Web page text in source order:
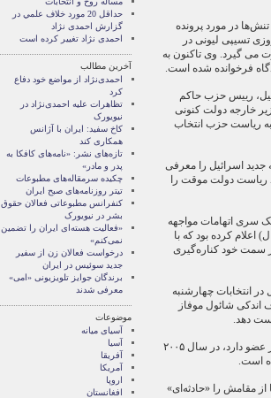
در مورد پرونده
تسیپی لیونی در
می گیرد. وی تاکنون به
فرخوانده شده است.
رییس حزب حاکم
خارجه دولت کنونی
به ریاست حزب انتخاب
جدید اسرائیل را معرفی
ریاست دولت موقت را
سری اتهامات مواجهه
امسال) اعلام کرده بود که با
سمت خود کناره‌گیری
انتخابات چهارشنبه
اندکی شائول موفاز
دهد.
حزب کادیما که هم اکنون ۷۴ هزار عضو دارد، در سال ۲۰۰۵
است.
مقامش را «حادثه‌ای»
حداقل 20 مورد خلاف علمي در
گزارش احمدی نژاد
احمدی نژاد تغییر کرده است
آخرین مطالب
احمدی‌نژاد از مواضع خود دفاع
کرد
تظاهرات علیه احمدی‌نژاد در
نیویورک
کاخ سفید: ایران با آژانس
همکاری کند
تازه‌های نشر: «نامه‌های کافکا به
پدر و مادر»
چکیده سرمقاله‌های مطبوعات
تیتر روزنامه‌های صبح ایران
کنفرانس مطبوعاتی فعالان حقوق
بشر در نیویورک
«فعالیت هسته‌ای ایران را تضمین
نمی‌کنم»
درخواست فعالان زن از سفیر
جدید سوئیس در ایران
برندگان جوایز تلویزیونی «امی»
معرفی شدند
موضوعات
آسيای ميانه
آسیا
آفریقا
آمریکا
اروپا
افغانستان